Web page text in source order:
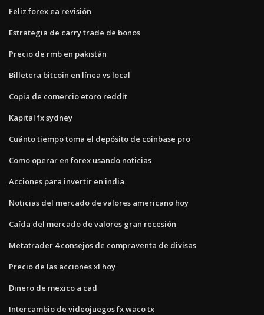
Feliz forex ea revisión
Estrategia de carry trade de bonos
Precio de rmb en pakistán
Billetera bitcoin en línea vs local
Copia de comercio etoro reddit
Kapital fx sydney
Cuánto tiempo toma el depósito de coinbase pro
Como operar en forex usando noticias
Acciones para invertir en india
Noticias del mercado de valores americano hoy
Caída del mercado de valores gran recesión
Metatrader 4 consejos de compraventa de divisas
Precio de las acciones xl hoy
Dinero de mexico a cad
Intercambio de videojuegos fx waco tx